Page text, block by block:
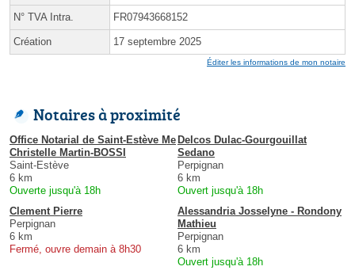
N° TVA Intra. FR07943668152
Création 17 septembre 2025
Éditer les informations de mon notaire
Notaires à proximité
Office Notarial de Saint-Estève Me
Christelle Martin-BOSSI
Saint-Estève
6 km
Ouverte jusqu'à 18h
Delcos Dulac-Gourgouillat
Sedano
Perpignan
6 km
Ouvert jusqu'à 18h
Clement Pierre
Perpignan
6 km
Fermé, ouvre demain à 8h30
Alessandria Josselyne - Rondony
Mathieu
Perpignan
6 km
Ouvert jusqu'à 18h